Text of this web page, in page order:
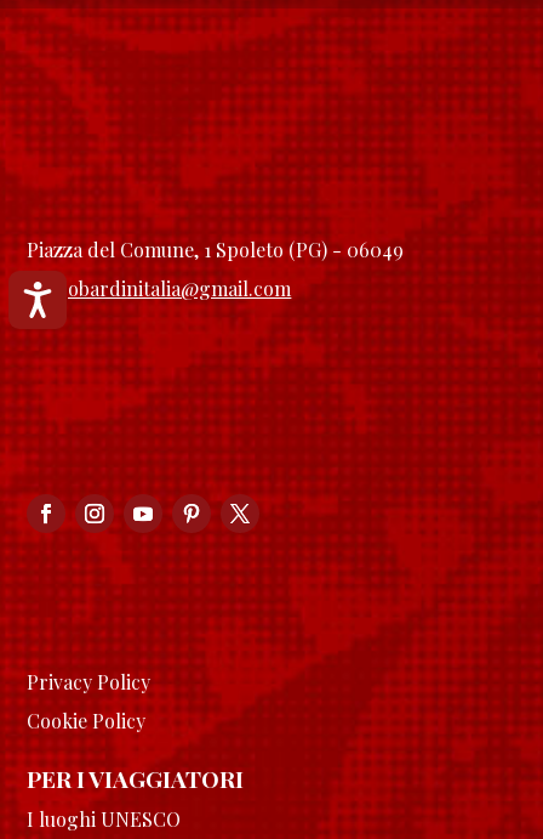
Accessibilità
Piazza del Comune, 1 Spoleto (PG) - 06049
longobardinitalia@gmail.com
Privacy Policy
Cookie Policy
PER I VIAGGIATORI
I luoghi UNESCO